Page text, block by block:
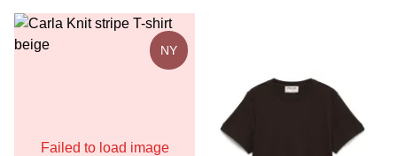
NY
Failed to load image